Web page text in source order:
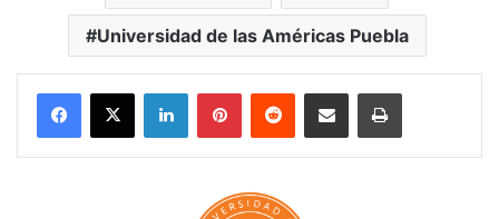
Universidad de las Américas Puebla
LinkedInPinterestReddit Share via Email Print